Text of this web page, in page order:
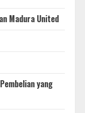
Madura United
yang